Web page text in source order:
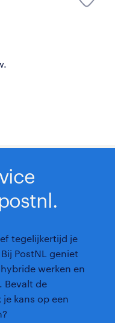
tegelijkertijd je
PostNL geniet
werken en
Bevalt de
kans op een